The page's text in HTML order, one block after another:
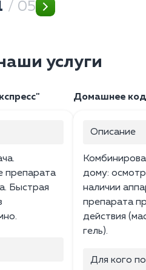
/ 05
услуги
препарата
Быстрая
Домашнее
Описание
дому:
наличии
препарата
действия
гель).
Для кого